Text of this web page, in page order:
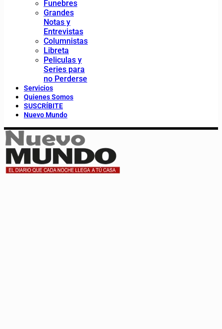
Funebres
Grandes
Notas y
Entrevistas
Columnistas
Libreta
Peliculas y
Series para
no Perderse
Servicios
Quienes Somos
SUSCRÍBITE
Nuevo Mundo